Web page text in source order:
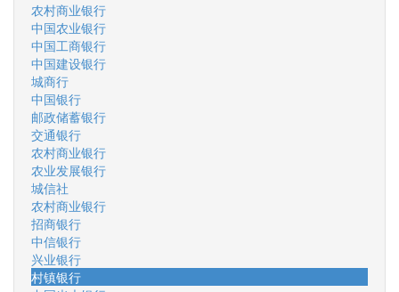
农村商业银行
中国农业银行
中国工商银行
中国建设银行
城商行
中国银行
邮政储蓄银行
交通银行
农村商业银行
农业发展银行
城信社
农村商业银行
招商银行
中信银行
兴业银行
村镇银行